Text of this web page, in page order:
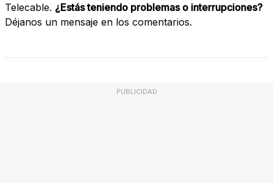
Telecable. ¿Estás teniendo problemas o interrupciones?
Déjanos un mensaje en los comentarios.
PUBLICIDAD